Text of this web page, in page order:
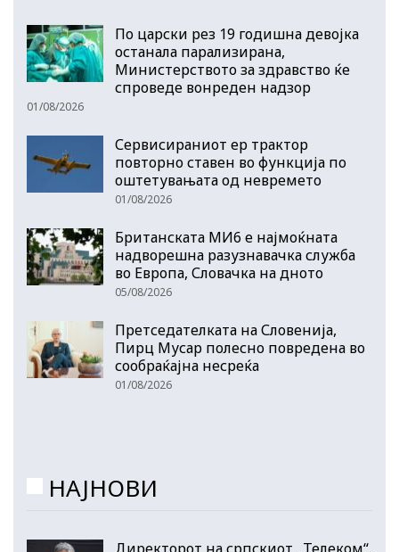
По царски рез 19 годишна девојка
останала парализирана,
Министерството за здравство ќе
спроведе вонреден надзор
01/08/2026
Сервисираниот ер трактор
повторно ставен во функција по
оштетувањата од невремето
01/08/2026
Британската МИ6 е најмоќната
надворешна разузнавачка служба
во Европа, Словачка на дното
05/08/2026
Претседателката на Словенија,
Пирц Мусар полесно повредена во
сообраќајна несреќа
01/08/2026
НАЈНОВИ
Директорот на српскиот „Телеком“,